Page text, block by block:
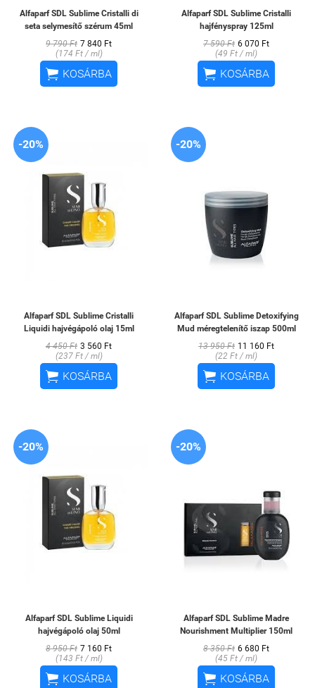
Alfaparf SDL Sublime Cristalli di
seta selymesítő szérum 45ml
9 790 Ft 7 840 Ft
(174 Ft / ml)
 KOSÁRBA
Alfaparf SDL Sublime Cristalli
hajfényspray 125ml
7 590 Ft 6 070 Ft
(49 Ft / ml)
 KOSÁRBA
-20%
Alfaparf SDL Sublime Cristalli
Liquidi hajvégápoló olaj 15ml
4 450 Ft 3 560 Ft
(237 Ft / ml)
 KOSÁRBA
-20%
Alfaparf SDL Sublime Detoxifying
Mud méregtelenítő iszap 500ml
13 950 Ft 11 160 Ft
(22 Ft / ml)
 KOSÁRBA
-20%
Alfaparf SDL Sublime Liquidi
hajvégápoló olaj 50ml
8 950 Ft 7 160 Ft
(143 Ft / ml)
 KOSÁRBA
-20%
Alfaparf SDL Sublime Madre
Nourishment Multiplier 150ml
8 350 Ft 6 680 Ft
(45 Ft / ml)
 KOSÁRBA